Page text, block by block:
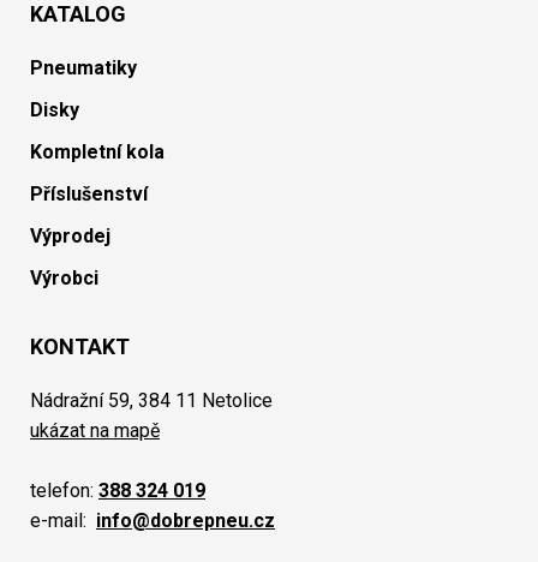
KATALOG
Pneumatiky
Disky
Kompletní kola
Příslušenství
Výprodej
Výrobci
KONTAKT
Nádražní 59, 384 11 Netolice
ukázat na mapě
telefon: 388 324 019
e-mail: info@dobrepneu.cz